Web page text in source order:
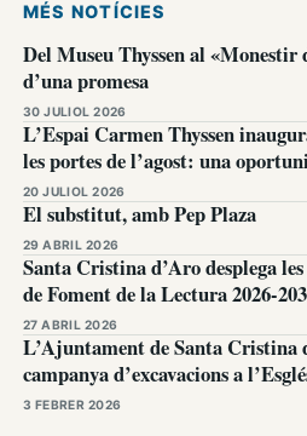
MÉS NOTÍCIES
Del Museu Thyssen al
d’una promesa
30 JULIOL 2026
L’Espai Carmen Thyssen
les portes de l’agost: una
20 JULIOL 2026
El substitut, amb Pep Plaza
29 ABRIL 2026
Santa Cristina d’Aro desplega
de Foment de la Lectura 2026-
27 ABRIL 2026
L’Ajuntament de Santa Cristina
campanya d’excavacions a
3 FEBRER 2026